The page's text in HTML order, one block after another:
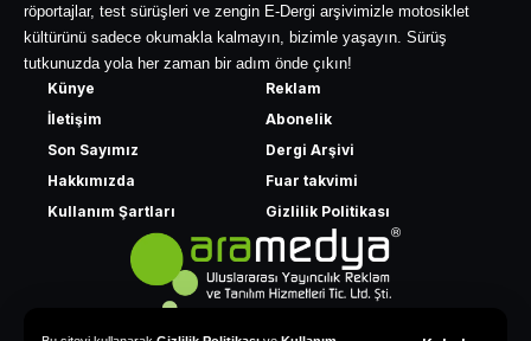
röportajlar, test sürüşleri ve zengin E-Dergi arşivimizle motosiklet
kültürünü sadece okumakla kalmayın, bizimle yaşayın. Sürüş
tutkunuzda yola her zaman bir adım önde çıkın!
Künye
İletişim
Son Sayımız
Hakkımızda
Kullanım Şartları
Reklam
Abonelik
Dergi Arşivi
Fuar takvimi
Gizlilik Politikası